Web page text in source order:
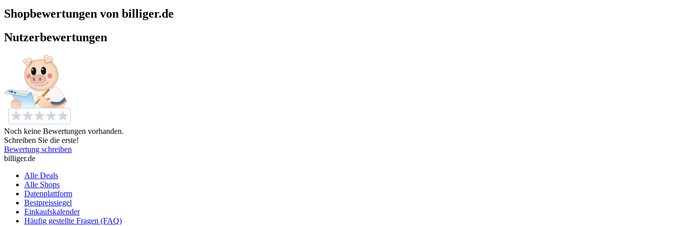
Shopbewertungen von billiger.de
Nutzerbewertungen
Noch keine Bewertungen vorhanden.
Schreiben Sie die erste!
Bewertung schreiben
billiger.de
Alle Deals
Alle Shops
Datenplattform
Bestpreissiegel
Einkaufskalender
Häufig gestellte Fragen (FAQ)